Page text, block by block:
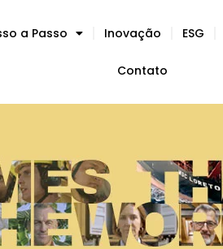
a Passo Inovação ESG
Contato